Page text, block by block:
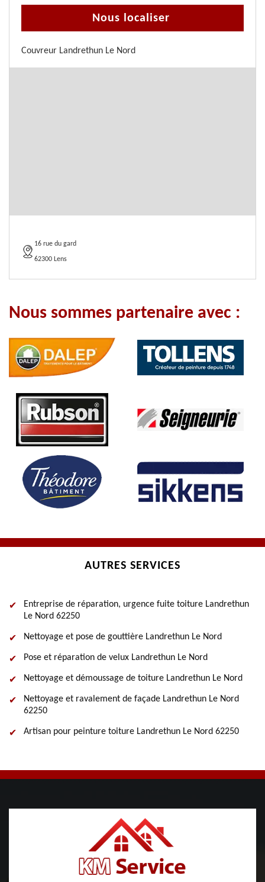
Nous localiser
Couvreur Landrethun Le Nord
16 rue du gard
62300 Lens
Nous sommes partenaire avec :
AUTRES SERVICES
Entreprise de réparation, urgence fuite toiture Landrethun
Le Nord 62250
Nettoyage et pose de gouttière Landrethun Le Nord
Pose et réparation de velux Landrethun Le Nord
Nettoyage et démoussage de toiture Landrethun Le Nord
Nettoyage et ravalement de façade Landrethun Le Nord
62250
Artisan pour peinture toiture Landrethun Le Nord 62250